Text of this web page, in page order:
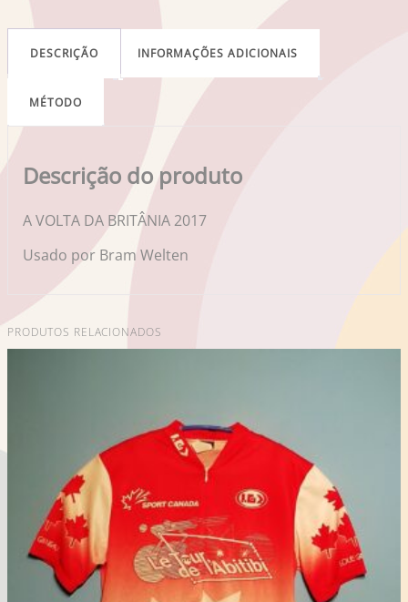
DESCRIÇÃO INFORMAÇÕES ADICIONAIS
MÉTODO
Descrição do produto
A VOLTA DA BRITÂNIA 2017
Usado por Bram Welten
PRODUTOS RELACIONADOS